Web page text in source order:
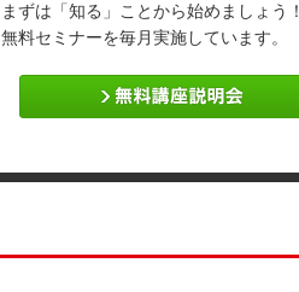
まずは「知る」ことから始めましょう！
無料セミナーを毎月実施しています。